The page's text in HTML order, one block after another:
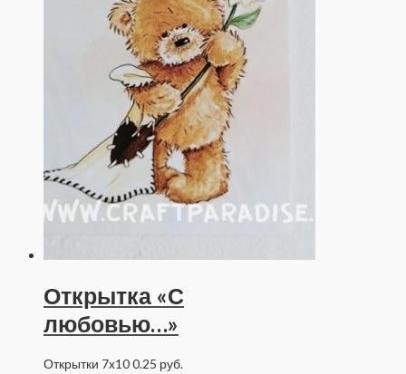
Открытка «С
любовью…»
Открытки 7x100.25 руб.